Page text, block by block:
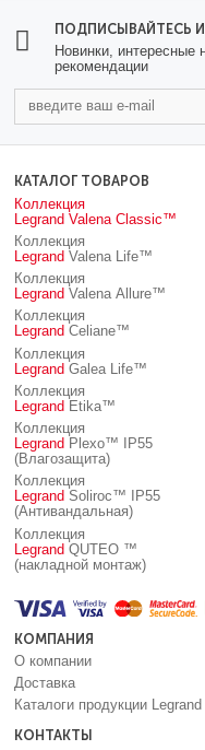
ПОДПИСЫВАЙТЕСЬ
Новинки, интересные
рекомендации
КОНТАКТЫ
КОМПАНИЯ
О компании
Доставка
Каталоги продукции Legrand
КАТАЛОГ ТОВАРОВ
Коллекция
Legrand Valena Classic™
Коллекция
Legrand Valena Life™
Коллекция
Legrand Valena Allure™
Коллекция
Legrand Celiane™
Коллекция
Legrand Galea Life™
Коллекция
Legrand Etika™
Коллекция
Legrand Plexo™ IP55
(Влагозащита)
Коллекция
Legrand Soliroc™ IP55
(Антивандальная)
Коллекция
Legrand QUTEO ™
(накладной монтаж)